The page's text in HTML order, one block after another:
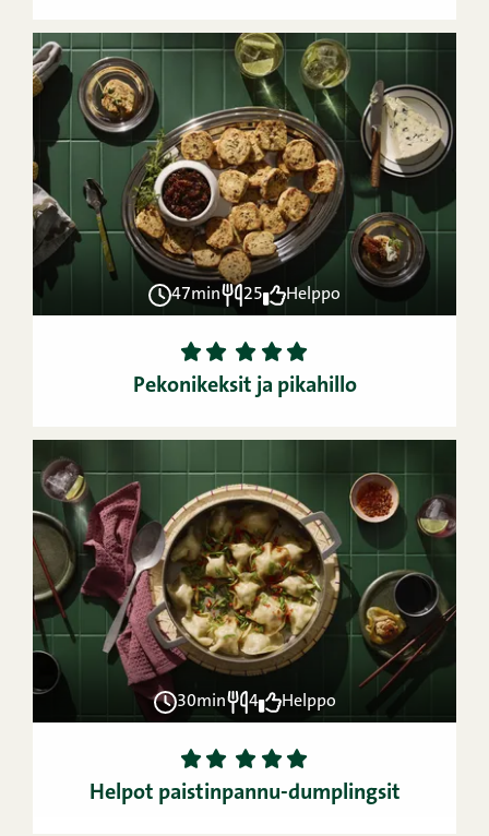
47min 25 Helppo
1 2 3 4
5
Pekonikeksit ja pikahillo
30min 4 Helppo
1 2 3 4
5
Helpot paistinpannu-dumplingsit